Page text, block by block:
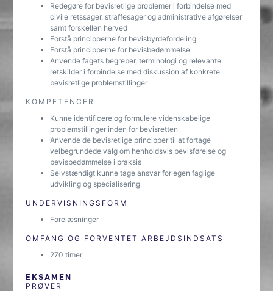
Redegøre for bevisretlige problemer i forbindelse med
civile retssager, straffesager og administrative afgørelser
samt forskellen herved
Forstå principperne for bevisbyrdefordeling
Forstå principperne for bevisbedømmelse
Anvende fagets begreber, terminologi og relevante
retskilder i forbindelse med diskussion af konkrete
bevisretlige problemstillinger
KOMPETENCER
Kunne identificere og formulere videnskabelige
problemstillinger inden for bevisretten
Anvende de bevisretlige principper til at fortage
velbegrundede valg om henholdsvis bevisførelse og
bevisbedømmelse i praksis
Selvstændigt kunne tage ansvar for egen faglige
udvikling og specialisering
UNDERVISNINGSFORM
Forelæsninger
OMFANG OG FORVENTET ARBEJDSINDSATS
270 timer
EKSAMEN
PRØVER